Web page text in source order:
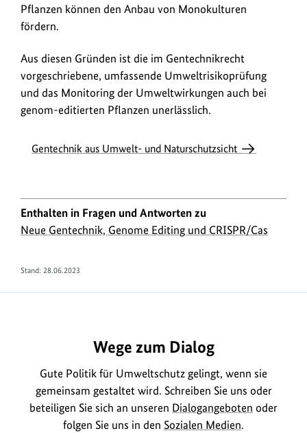
Pflanzen können den Anbau von Monokulturen
fördern.
Aus diesen Gründen ist die im Gentechnikrecht
vorgeschriebene, umfassende Umweltrisikoprüfung
und das Monitoring der Umweltwirkungen auch bei
genom-editierten Pflanzen unerlässlich.
Gentechnik aus Umwelt- und Naturschutzsicht
Enthalten in Fragen und Antworten zu
Neue Gentechnik, Genome Editing und CRISPR/Cas
Stand: 28.06.2023
Wege zum Dialog
Gute Politik für Umweltschutz gelingt, wenn sie
gemeinsam gestaltet wird. Schreiben Sie uns oder
beteiligen Sie sich an unseren Dialogangeboten oder
folgen Sie uns in den Sozialen Medien.